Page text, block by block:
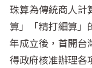
珠算為傳統商人計
算」「精打細算
年成立後，首開台
得政府核准辦理各